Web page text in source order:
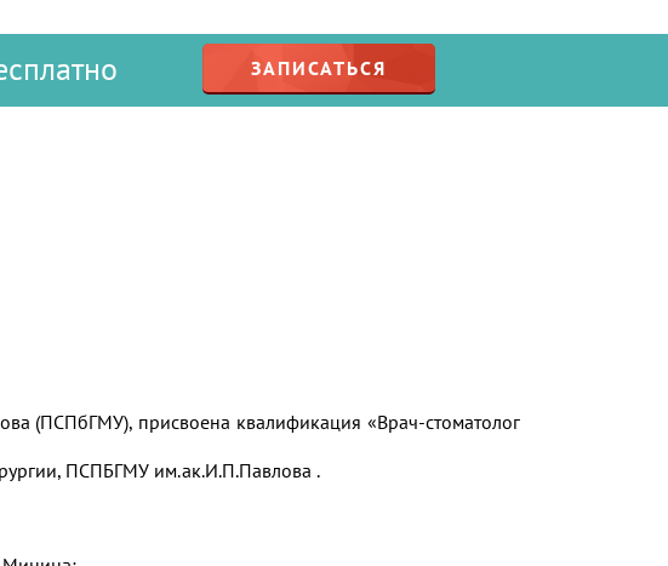
ЗАПИСАТЬСЯ
(ПСПбГМУ), присвоена квалификация «Врач-стоматолог
ПСПБГМУ им.ак.И.П.Павлова .